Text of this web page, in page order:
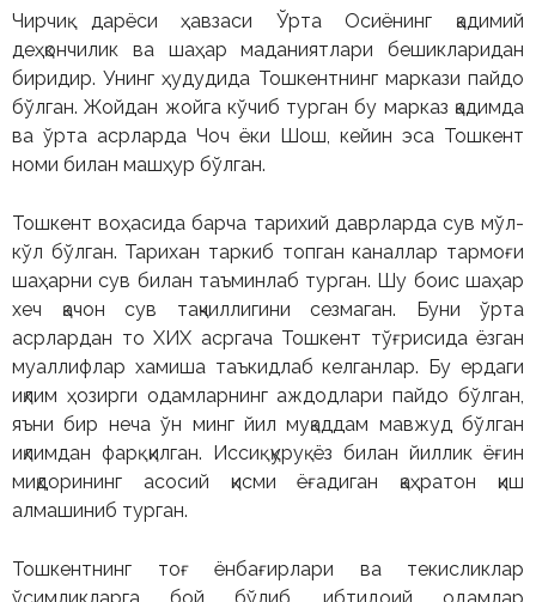
Чирчиқ дарёси ҳавзаси Ўрта Осиёнинг қадимий
деҳқончилик ва шаҳар маданиятлари бешикларидан
биридир. Унинг ҳудудида Тошкентнинг маркази пайдо
бўлган. Жойдан жойга кўчиб турган бу марказ қадимда
ва ўрта асрларда Чоч ёки Шош, кейин эса Тошкент
номи билан машҳур бўлган.
Тошкент воҳасида барча тарихий даврларда сув мўл-
кўл бўлган. Тарихан таркиб топган каналлар тармоғи
шаҳарни сув билан таъминлаб турган. Шу боис шаҳар
хеч қачон сув тақчиллигини сезмаган. Буни ўрта
асрлардан то ХИХ асргача Тошкент тўғрисида ёзган
муаллифлар хамиша таъкидлаб келганлар. Бу ердаги
иқлим ҳозирги одамларнинг аждодлари пайдо бўлган,
яъни бир неча ўн минг йил муқаддам мавжуд бўлган
иқлимдан фарқ қилган. Иссиқ қуруқ ёз билан йиллик ёғин
миқдорининг асосий қисми ёғадиган қаҳратон қиш
алмашиниб турган.
Тошкентнинг тоғ ёнбағирлари ва текисликлар